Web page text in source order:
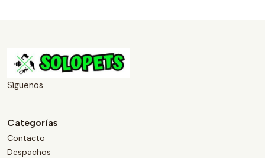
Síguenos
Categorías
Contacto
Despachos